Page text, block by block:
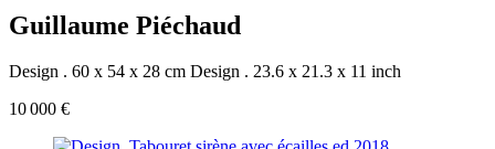
Guillaume Piéchaud
Design . 60 x 54 x 28 cm Design . 23.6 x 21.3 x 11 inch
10 000 €